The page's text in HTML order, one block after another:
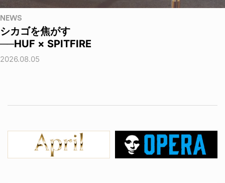
NEWS
シカゴを焦がす
──HUF × SPITFIRE
2026.08.05